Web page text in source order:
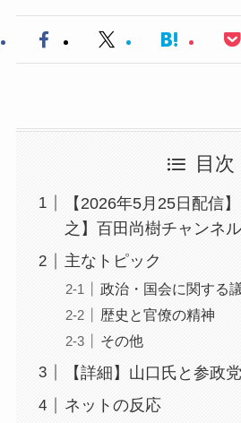
目次
【2026年5月25日配信
之】百田尚樹チャンネ
主なトピック
政治・国会に関する
歴史と官僚の精神
その他
【詳細】山口氏と参政
ネットの反応